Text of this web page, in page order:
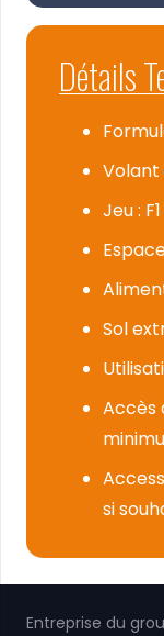
Détails
Jeu :
Sol
Accès
si
Entreprise du